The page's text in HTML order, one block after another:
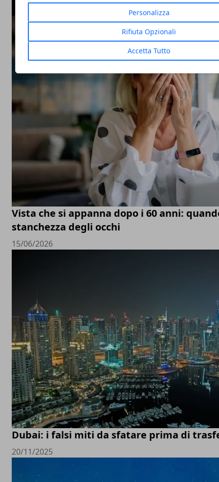
Personalizza
Rifiuta Opzionali
Accetta Tutto
Vista che si appanna dopo i 60 anni:
stanchezza degli occhi
15/06/2026
Dubai: i falsi miti da sfatare prima di
20/11/2025